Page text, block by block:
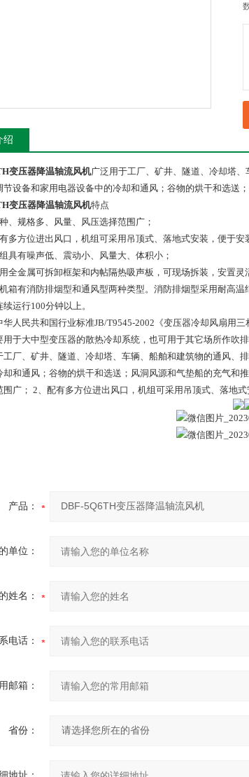
绍
变压器降温轴流风机广泛用于工厂、矿井、隧道、冷却塔
节设备和家用电器设备中的冷却和通风；谷物的烘干和选送
变压器降温轴流风机特点
规格多、风量、风压选择范围广；
方位进出风口，机组可采用吊顶式、落地式安装，便于安
有噪声低、震动小、风量大、体积小；
金属可拆卸框架和内帖隔热吸声板，可现场拆装，安置灵
有消防排烟型和通风型两种类型。消防排烟型采用耐高温
运行100分钟以上。
华人民共和国行业标准JB/T9545-2002《变压器冷却风扇用
用于大中型变压器的散热冷却系统，也可用于其它场所作吹
工厂、矿井、隧道、冷却塔、车辆、船舶和建筑物的通风、
却和通风；谷物的烘干和选送；风洞风源和气垫船的充气和
围广； 2、配有多方位进出风口，机组可采用吊顶式、落地
产品：
单位：
姓名：
电话：
邮箱：
省份：